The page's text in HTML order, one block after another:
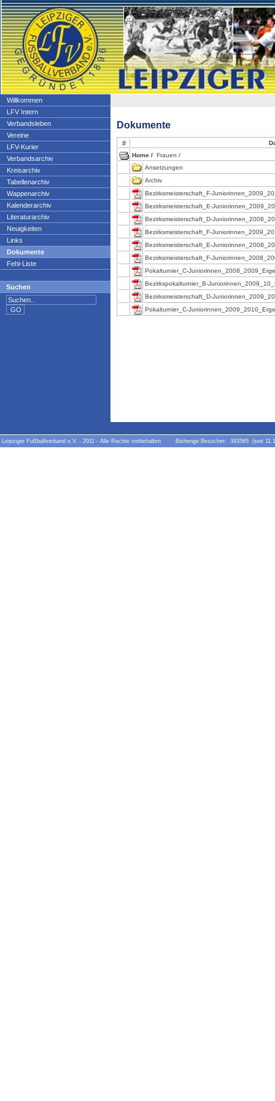
Willkommen
LFV Intern
Verbandsleben
Vereine
LFV-Kurier
Verbandsarchiv
Kreisarchiv
Tabellenarchiv
Wappenarchiv
Kalenderarchiv
Literaturarchiv
Neuigkeiten
Links
Dokumente
Fehl-Liste
Suchen
Dokumente
#
Home /
Frauen /
Ansetzungen
Archiv
Bezirksmeisterschaft_F-
Bezirksmeisterschaft_E-
Bezirksmeisterschaft_D-
Bezirksmeisterschaft_F-
Bezirksmeisterschaft_E-
Bezirksmeisterschaft_F-
Pokalturnier_C-
Bezirkspokalturnier_B-
Bezirksmeisterschaft_D-
Pokalturnier_C-
Leipziger Fußballverband e.V. - 2011 - Alle Rechte vorbehalten Bisherige Besucher: 393585 (seit